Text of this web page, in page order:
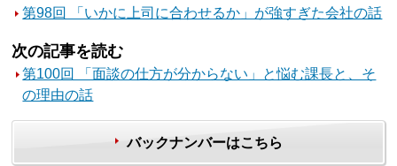
第98回 「いかに上司に合わせるか」が強すぎた会社の話
次の記事を読む
第100回 「面談の仕方が分からない」と悩む課長と、そ
の理由の話
バックナンバーはこちら